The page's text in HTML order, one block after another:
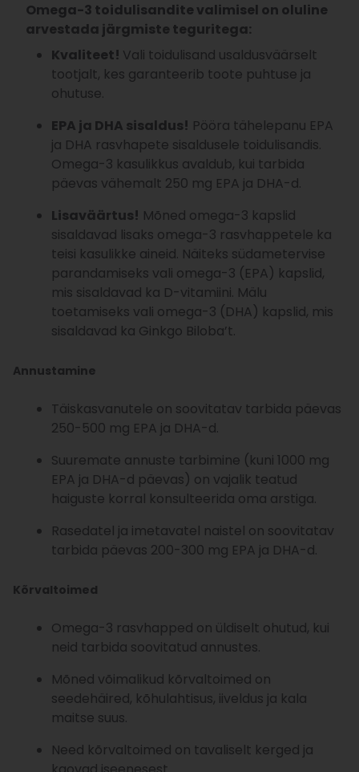
Omega-3 toidulisandite valimisel on oluline
arvestada järgmiste teguritega:
Kvaliteet! Vali toidulisand usaldusväärselt
tootjalt, kes garanteerib toote puhtuse ja
ohutuse.
EPA ja DHA sisaldus! Pööra tähelepanu EPA
ja DHA rasvhapete sisaldusele toidulisandis.
Omega-3 kasulikkus avaldub, kui tarbida
päevas vähemalt 250 mg EPA ja DHA-d.
Lisaväärtus! Mõned omega-3 kapslid
sisaldavad lisaks omega-3 rasvhappetele ka
teisi kasulikke aineid. Näiteks südametervise
parandamiseks vali omega-3 (EPA) kapslid,
mis sisaldavad ka D-vitamiini. Mälu
toetamiseks vali omega-3 (DHA) kapslid, mis
sisaldavad ka Ginkgo Biloba’t.
Annustamine
Täiskasvanutele on soovitatav tarbida päevas
250-500 mg EPA ja DHA-d.
Suuremate annuste tarbimine (kuni 1000 mg
EPA ja DHA-d päevas) on vajalik teatud
haiguste korral konsulteerida oma arstiga.
Rasedatel ja imetavatel naistel on soovitatav
tarbida päevas 200-300 mg EPA ja DHA-d.
Kõrvaltoimed
Omega-3 rasvhapped on üldiselt ohutud, kui
neid tarbida soovitatud annustes.
Mõned võimalikud kõrvaltoimed on
seedehäired, kõhulahtisus, iiveldus ja kala
maitse suus.
Need kõrvaltoimed on tavaliselt kerged ja